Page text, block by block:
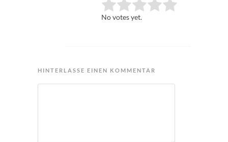
Rate this item: Submit Rating
No votes yet.
HINTERLASSE EINEN KOMMENTAR